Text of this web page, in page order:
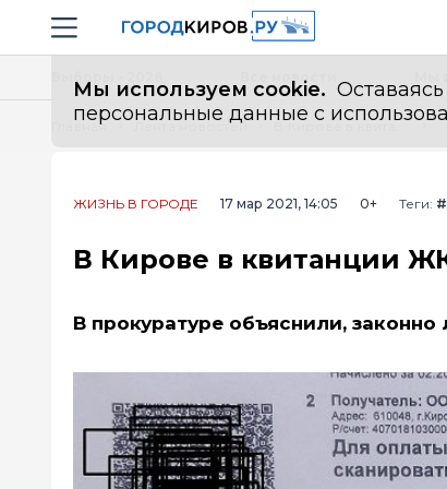
Навигация сайта
Мы используем cookie.
персональные данные с
Все новости
Главная Лента новостей
ЖИЗНЬ В ГОРОДЕ 17 мар 2021, 14:05 0+ Теги:
В Кирове в квитанции
В прокуратуре объяснили, законно